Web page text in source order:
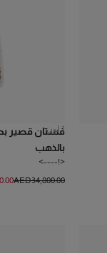
فستان قصير
بالذهب
<!---->
1 لون
AED‌34,800.00